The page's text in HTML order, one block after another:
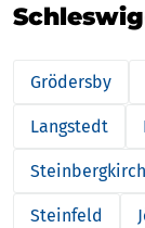
Grödersby
Langstedt
Steinfeld